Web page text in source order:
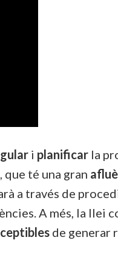
i planificar la
que té una gran
a través de
A més, la llei
de generar